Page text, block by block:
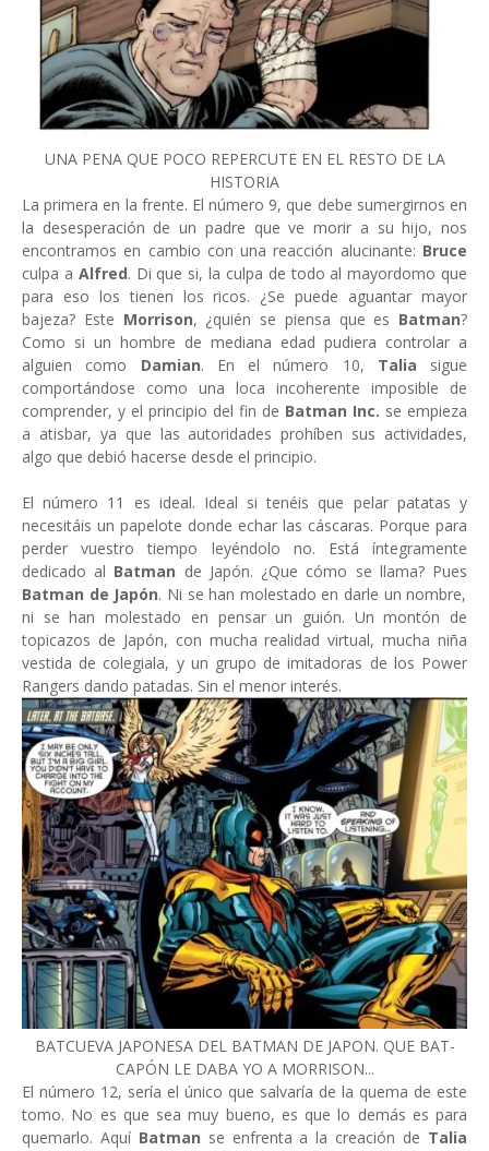
UNA PENA QUE POCO REPERCUTE EN EL RESTO DE LA
HISTORIA
La primera en la frente. El número 9, que debe sumergirnos en
la desesperación de un padre que ve morir a su hijo, nos
encontramos en cambio con una reacción alucinante: Bruce
culpa a Alfred. Di que si, la culpa de todo al mayordomo que
para eso los tienen los ricos. ¿Se puede aguantar mayor
bajeza? Este Morrison, ¿quién se piensa que es Batman?
Como si un hombre de mediana edad pudiera controlar a
alguien como Damian. En el número 10, Talia sigue
comportándose como una loca incoherente imposible de
comprender, y el principio del fin de Batman Inc. se empieza
a atisbar, ya que las autoridades prohíben sus actividades,
algo que debió hacerse desde el principio.
El número 11 es ideal. Ideal si tenéis que pelar patatas y
necesitáis un papelote donde echar las cáscaras. Porque para
perder vuestro tiempo leyéndolo no. Está íntegramente
dedicado al Batman de Japón. ¿Que cómo se llama? Pues
Batman de Japón. Ni se han molestado en darle un nombre,
ni se han molestado en pensar un guión. Un montón de
topicazos de Japón, con mucha realidad virtual, mucha niña
vestida de colegiala, y un grupo de imitadoras de los Power
Rangers dando patadas. Sin el menor interés.
BATCUEVA JAPONESA DEL BATMAN DE JAPON. QUE BAT-
CAPÓN LE DABA YO A MORRISON...
El número 12, sería el único que salvaría de la quema de este
tomo. No es que sea muy bueno, es que lo demás es para
quemarlo. Aquí Batman se enfrenta a la creación de Talia